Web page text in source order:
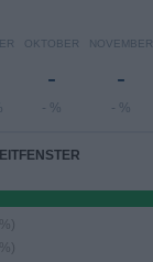
OKTOBER
-
- %
NOVEMBER
-
- %